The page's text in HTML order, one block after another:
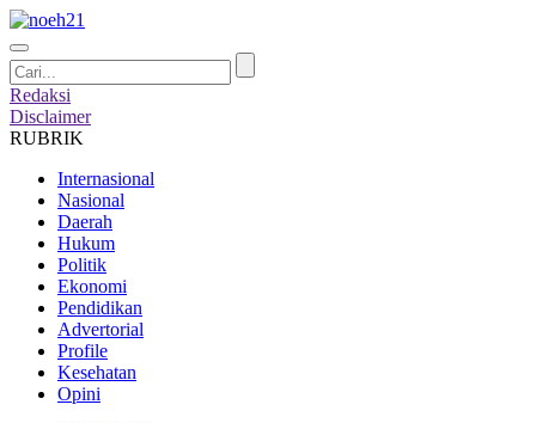
Redaksi
Disclaimer
RUBRIK
Internasional
Nasional
Daerah
Hukum
Politik
Ekonomi
Pendidikan
Advertorial
Profile
Kesehatan
Opini